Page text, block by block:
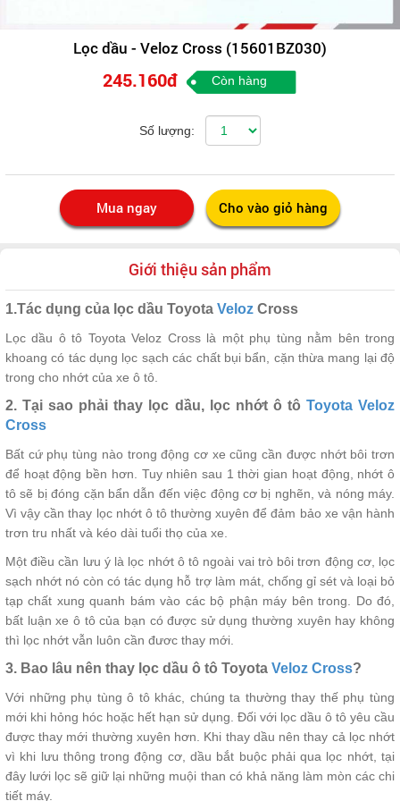
Lọc dầu - Veloz Cross (15601BZ030)
245.160đ Còn hàng
Số lượng:
Giới thiệu sản phẩm
1.Tác dụng của lọc dầu Toyota Veloz Cross
Lọc dầu ô tô Toyota Veloz Cross là một phụ tùng nằm bên trong
khoang có tác dụng lọc sạch các chất bụi bẩn, cặn thừa mang lại độ
trong cho nhớt của xe ô tô.
2. Tại sao phải thay lọc dầu, lọc nhớt ô tô Toyota Veloz
Cross
Bất cứ phụ tùng nào trong động cơ xe cũng cần được nhớt bôi trơn
để hoạt động bền hơn. Tuy nhiên sau 1 thời gian hoạt động, nhớt ô
tô sẽ bị đóng cặn bẩn dẫn đến việc động cơ bị nghẽn, và nóng máy.
Vì vậy cần thay lọc nhớt ô tô thường xuyên để đảm bảo xe vận hành
trơn tru nhất và kéo dài tuổi thọ của xe.
Một điều cần lưu ý là lọc nhớt ô tô ngoài vai trò bôi trơn động cơ, lọc
sạch nhớt nó còn có tác dụng hỗ trợ làm mát, chống gỉ sét và loại bỏ
tạp chất xung quanh bám vào các bộ phận máy bên trong. Do đó,
bất luận xe ô tô của bạn có được sử dụng thường xuyên hay không
thì lọc nhớt vẫn luôn cần đươc thay mới.
3. Bao lâu nên thay lọc dầu ô tô Toyota Veloz Cross?
Với những phụ tùng ô tô khác, chúng ta thường thay thế phụ tùng
mới khi hỏng hóc hoặc hết hạn sử dụng. Đối với lọc dầu ô tô yêu cầu
được thay mới thường xuyên hơn. Khi thay dầu nên thay cả lọc nhớt
vì khi lưu thông trong động cơ, dầu bắt buộc phải qua lọc nhớt, tại
đây lưới lọc sẽ giữ lại những muội than có khả năng làm mòn các chi
tiết máy.